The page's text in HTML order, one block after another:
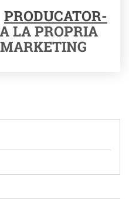
PRODUCATOR-
LA PROPRIA